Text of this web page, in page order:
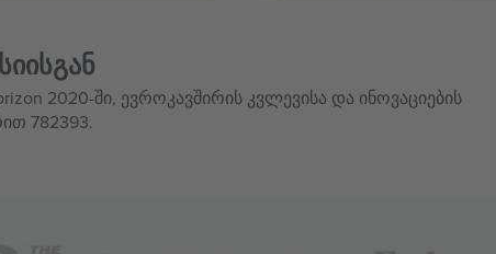
2020-ში, ევროკავშირის კვლევისა და ინოვაციების
782393.